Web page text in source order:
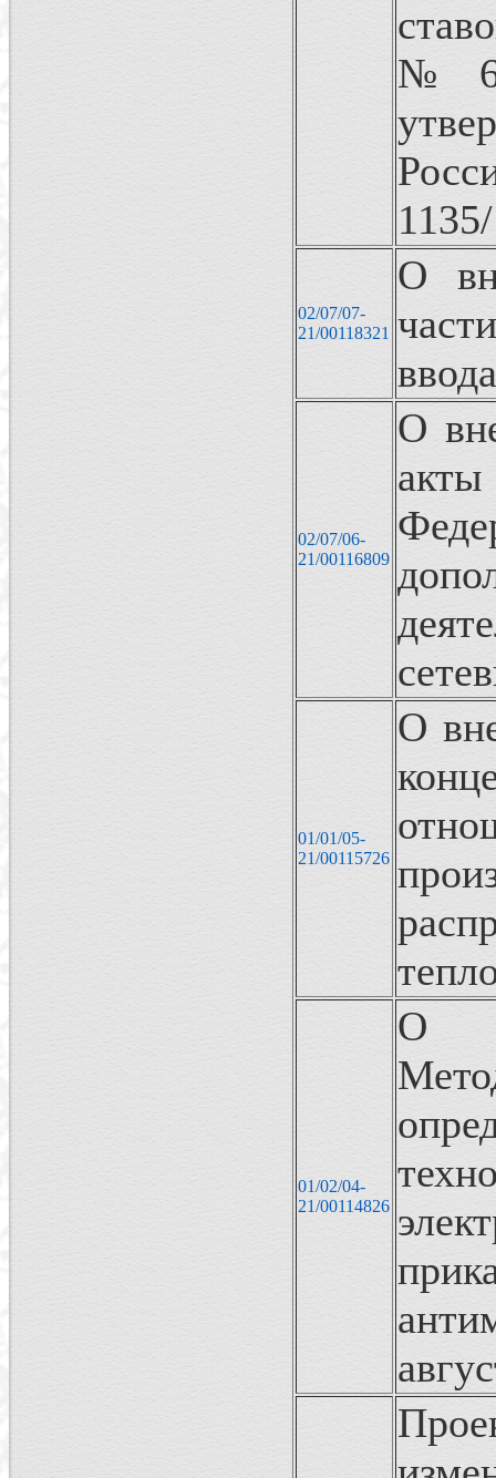
№ 6
02/07/07-
21/00118321
О
02/07/06-
21/00116809
О
01/01/05-
21/00115726
О
01/02/04-
21/00114826
О